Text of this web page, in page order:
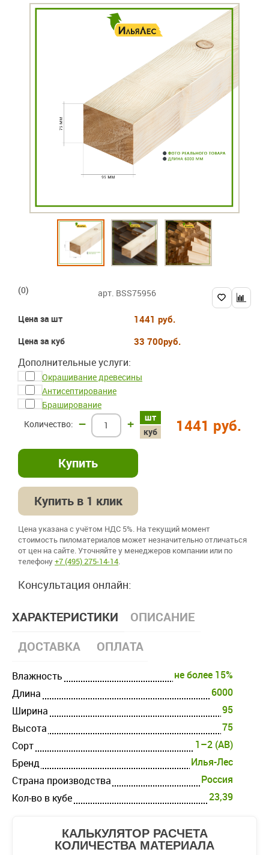
(0) арт. BSS75956
Цена за шт 1441 руб.
Цена за куб 33 700руб.
Дополнительные услуги:
Окрашивание древесины
Антисептирование
Браширование
шт
куб
– + 1441 руб.
Купить в 1 клик
Цена указана с учётом НДС 5%. На текущий момент
стоимость пиломатериалов может незначительно отличаться
от цен на сайте. Уточняйте у менеджеров компании или по
телефону+7 (495) 275-14-14.
Консультация онлайн:
ХАРАКТЕРИСТИКИ
ОПИСАНИЕ
ДОСТАВКА
ОПЛАТА
Влажность
не более 15%
Длина
6000
Ширина
95
Высота
75
Cорт
1–2 (AB)
Бренд
Илья-Лес
Страна производства
Россия
Кол-во в кубе
23,39
КАЛЬКУЛЯТОР РАСЧЕТА
КОЛИЧЕСТВА МАТЕРИАЛА